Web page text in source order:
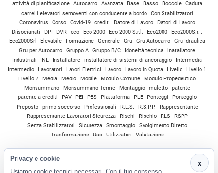
attività di pianificazione
Autocarro Avanzata Base Basso Boccole
Caduta
carrelli elevatori semoventi con conducente a bordo
Con Stabilizzatori
Coronavirus
Corso Covid-19 crediti Datore di Lavoro
Datori di Lavoro
Diisocianati
DPI DVR eco Eco 2000 Eco 2000 S.r.l. Eco2000
Eco2000S.r.l.
Eco2000Srl
Elevabile Formazione Generale Gru Gru Autocarro
Gru Idraulica
Gru per Autocarro
Gruppo A Gruppo B/C Idoneità tecnica
inatallatore
Industriali
INL Installatore installatore di sistemi di ancoraggio
Intermedia
Intermedio
Lavoratori Lavori Elettrici Lavoro Lavoro in Quota Livello
Livello 1
Livello 2
Media Medio Mobile Modulo Comune
Modulo Propedeutico
Monsummano
Monsummano Terme Montaggio muletto
patente
patente a crediti
PAV PEI PES Piattaforma PLE Ponteggi
Ponteggio
Preposto
primo soccorso Professionali R.L.S. R.S.P.P.
Rappresentante
Rappresentante Lavoratori Sicurezza
Rischi Rischio RLS
RSPP
Senza Stabilizzatori
Sicurezza Smontaggio
Svolgimento Diretto
Trasformazione
Uso Utilizzatori Valutazione
x
Privacy e cookie
Usiamo cookie tecnici necessari. Con il tuo consenso